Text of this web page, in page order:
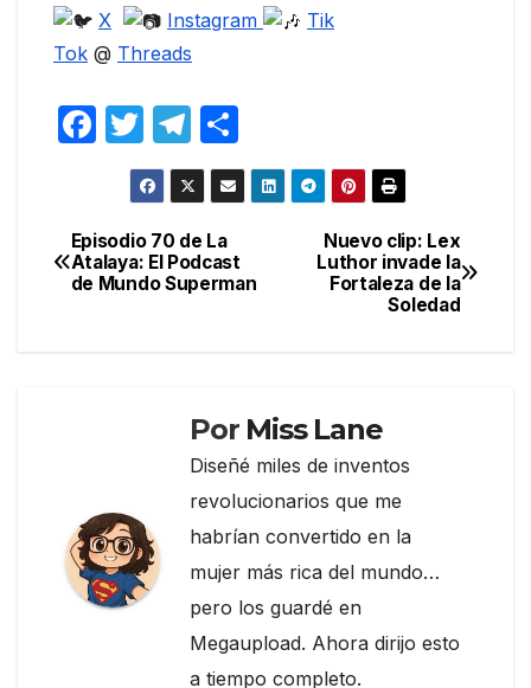
X
Instagram
Tik
Tok @ Threads
F
e
b
T
w
itt
er
T
el
e
gr
a
o
m
ar
Navegación
de
Nuevo clip: Lex
Luthor invade la
Fortaleza de la
Soledad
Episodio 70 de La
Atalaya: El Podcast
de Mundo Superman
Por Miss Lane
Diseñé miles de inventos
revolucionarios que me
habrían convertido en la
mujer más rica del mundo…
pero los guardé en
Megaupload. Ahora dirijo esto
a tiempo completo.